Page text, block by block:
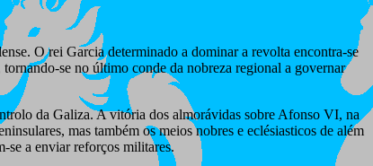
O rei Garcia determinado a dominar a revolta encontra-se
se no último conde da nobreza regional a governar
da Galiza. A vitória dos almorávidas sobre Afonso VI, na
mas também os meios nobres e eclésiasticos de além
se a enviar reforços militares.